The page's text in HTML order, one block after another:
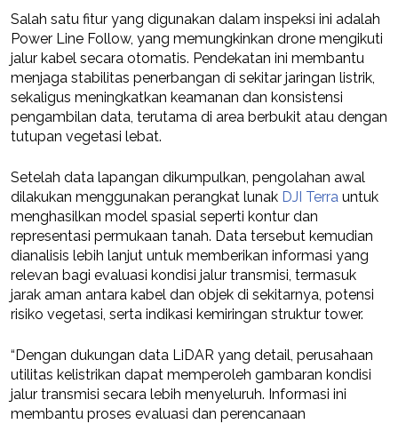
Salah satu fitur yang digunakan dalam inspeksi ini adalah
Power Line Follow, yang memungkinkan drone mengikuti
jalur kabel secara otomatis. Pendekatan ini membantu
menjaga stabilitas penerbangan di sekitar jaringan listrik,
sekaligus meningkatkan keamanan dan konsistensi
pengambilan data, terutama di area berbukit atau dengan
tutupan vegetasi lebat.
Setelah data lapangan dikumpulkan, pengolahan awal
dilakukan menggunakan perangkat lunak DJI Terra untuk
menghasilkan model spasial seperti kontur dan
representasi permukaan tanah. Data tersebut kemudian
dianalisis lebih lanjut untuk memberikan informasi yang
relevan bagi evaluasi kondisi jalur transmisi, termasuk
jarak aman antara kabel dan objek di sekitarnya, potensi
risiko vegetasi, serta indikasi kemiringan struktur tower.
“Dengan dukungan data LiDAR yang detail, perusahaan
utilitas kelistrikan dapat memperoleh gambaran kondisi
jalur transmisi secara lebih menyeluruh. Informasi ini
membantu proses evaluasi dan perencanaan